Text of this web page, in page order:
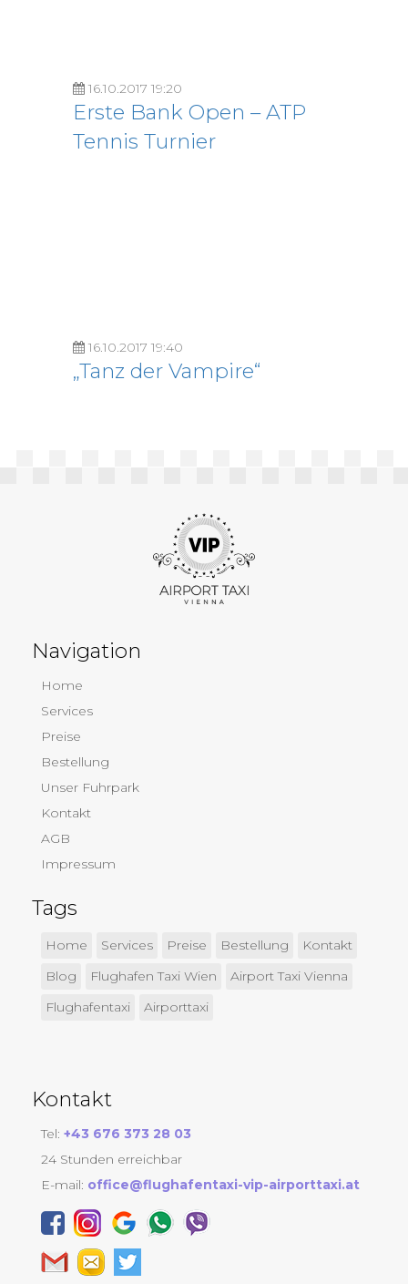
16.10.2017 19:20
Erste Bank Open – ATP
Tennis Turnier
16.10.2017 19:40
„Tanz der Vampire“
Navigation
Home
Services
Preise
Bestellung
Unser Fuhrpark
Kontakt
AGB
Impressum
Tags
Home Services Preise Bestellung
Kontakt
Blog
Flughafen Taxi Wien
Airport Taxi Vienna
Flughafentaxi
Airporttaxi
Kontakt
Tel: +43 676 373 28 03
24 Stunden erreichbar
E-mail: office@flughafentaxi-vip-airporttaxi.at